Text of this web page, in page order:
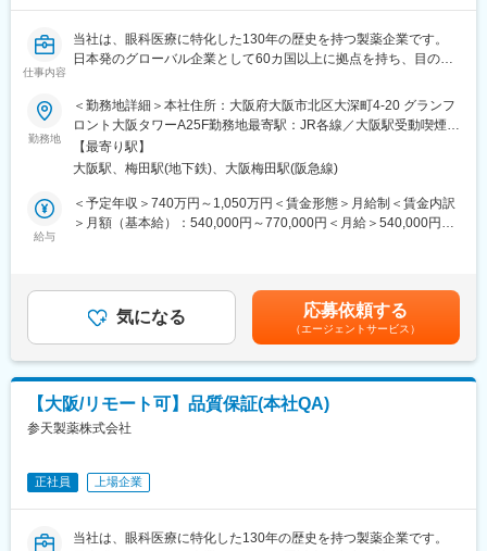
肝臓がんの化学療法「インターベンショナルオンコロジー」に関
する製品を展開しています。治療効果の向上と、デバイスを扱う
医師が求める操作性や品質を追求するとともに、患者さんの身体
にやさしい治療（低侵襲治療）の発展に貢献しています。
https://www.terumo.co.jp/business/tis
■配属エリア：
国内支店のいずれかの配属となります。それぞれ在籍拠点をベー
「成長」を大事にする職場でチーム活動を重視した風土です。
■仕事の魅力：
治療部位や手順に合わせて多様な製品を展開する中で、患者さん
には治療効果とQOLの向上を、ドクターには手技において最大限
のパフォーマンスを発揮できる製品を提供することを目指してい
ます。中でもMRは製品情報提供のみならず、販売した医療機器が
安全に使用されるために研修会を開催しり、使用にあたってのト
仕事内容
当社は、眼科医療に特化した130年の歴史を持つ製薬企業です。
日本発のグローバル企業として60カ国以上に拠点を持ち、目の健
供し、世界中の人々の視覚に関わる社会問題に取り組んでいま
す。
■業務概要：
日本およびグローバルの事業部門と連携しながら、業務の有効
性、業務効率、および組織パフォーマンスの向上につながるデジ
タルソリューションおよび情報システムの企画・設計・導入・運
ることもあります。
信頼されるDigital & IT Business Partnerとして、事業部門、
Digital & IT組織、外部パートナーと密接に連携しながら、ビジネ
【主な職務内容と責任】
■ビジネスパートナーシップ
・R&Dおよび関連部門のステークホルダーと信頼関係を構築し、
・ビジネス目標の達成と事業価値の創出に向けて、ITおよびデジ
タルソリューションを提案し、その導入・活用を支援する。
・ビジネス部門とIT部門の橋渡し役として、優先順位、期待値、
およびソリューション方針の整合を図る。
■プロジェクト推進
勤務地
＜勤務地詳細＞本社住所：大阪府大阪市北区大深町4-20 グランフ
ロント大阪タワーA25F勤務地最寄駅：JR各線／大阪駅受動喫煙対
策：屋内全面禁煙変更の範囲：会社の定める事業所（リモートワ
ーク含む）
【最寄り駅】
大阪駅、梅田駅(地下鉄)、大阪梅田駅(阪急線)
給与
＜予定年収＞740万円～1,050万円＜賃金形態＞月給制＜賃金内訳
＞月額（基本給）：540,000円～770,000円＜月給＞540,000円～
り、選考を通じて上下する可能性があります。月給(月額)は固定手
当を含めた表記です。
気になる 応募依頼する
（エージェントサービス）
【大阪/リモート可】品質保証(本社QA)
参天製薬株式会社
正社員 上場企業
当社は、眼科医療に特化した130年の歴史を持つ製薬企業です。